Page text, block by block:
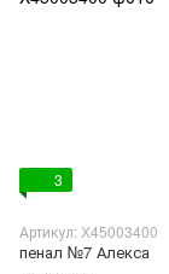
3
Артикул: X45003400
пенал №7 Алекса